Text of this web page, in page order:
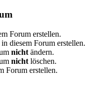
Forum erstellen.
diesem Forum erstellen.
nicht ändern.
nicht löschen.
Forum erstellen.